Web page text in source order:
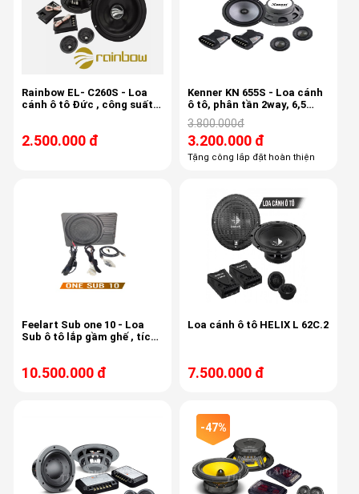
Rainbow EL- C260S - Loa
cánh ô tô Đức , công suất
2.500.000 đ
Kenner KN 655S - Loa cánh
ô tô, phân tần 2way, 6,5
inch, 90db
3.800.000đ
3.200.000 đ
Tặng công lắp đặt hoàn thiện
Feelart Sub one 10 - Loa
Sub ô tô lắp gầm ghế , tích
10.500.000 đ
Loa cánh ô tô HELIX L 62C.2
7.500.000 đ
-47%